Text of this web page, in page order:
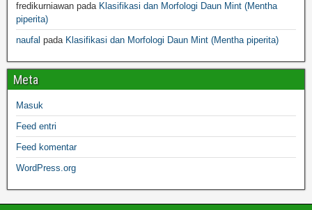
fredikurniawan pada Klasifikasi dan Morfologi Daun Mint (Mentha
piperita)
naufal pada Klasifikasi dan Morfologi Daun Mint (Mentha piperita)
Meta
Masuk
Feed entri
Feed komentar
WordPress.org